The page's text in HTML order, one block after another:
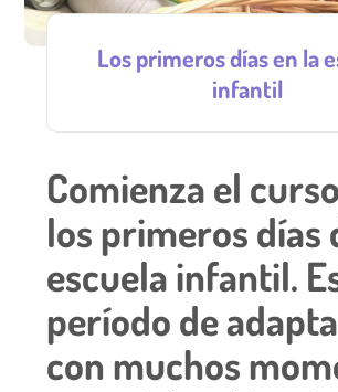
Los primeros días en la
infantil
Comienza el
los primeros días
escuela infantil.
período de
con muchos